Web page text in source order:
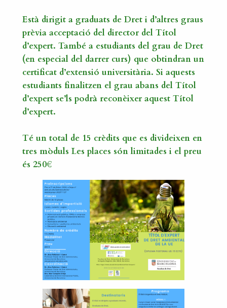
Està dirigit a graduats de Dret i d’altres graus
prèvia acceptació del director del Títol
d’expert. També a estudiants del grau de Dret
(en especial del darrer curs) que obtindran un
certificat d’extensió universitària. Si aquests
estudiants finalitzen el grau abans del Títol
d’expert se’ls podrà reconèixer aquest Títol
d’expert.
Té un total de 15 crèdits que es divideixen en
tres mòduls Les places són limitades i el preu
és 250€